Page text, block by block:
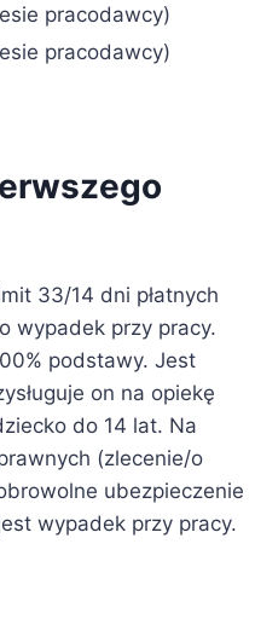
pracodawcy)
pracodawcy)
33/14 dni płatnych
wypadek przy pracy.
podstawy. Jest
on na opiekę
do 14 lat. Na
(zlecenie/o
ubezpieczenie
wypadek przy pracy.